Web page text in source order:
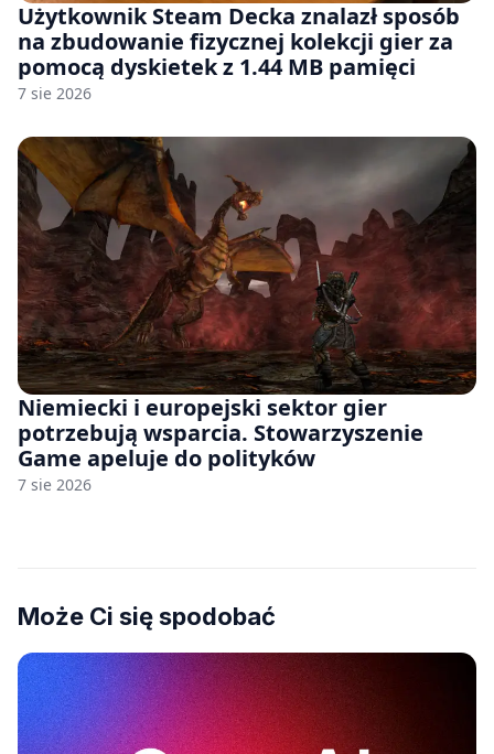
Użytkownik Steam Decka znalazł sposób
na zbudowanie fizycznej kolekcji gier za
pomocą dyskietek z 1.44 MB pamięci
7 sie 2026
Niemiecki i europejski sektor gier
potrzebują wsparcia. Stowarzyszenie
Game apeluje do polityków
7 sie 2026
Może Ci się spodobać